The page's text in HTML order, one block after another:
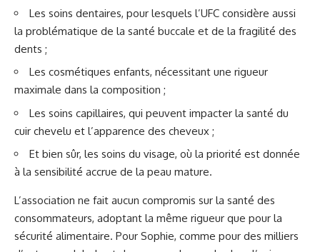
Les soins dentaires, pour lesquels l’UFC considère aussi
la problématique de la santé buccale et de la fragilité des
dents ;
Les cosmétiques enfants, nécessitant une rigueur
maximale dans la composition ;
Les soins capillaires, qui peuvent impacter la santé du
cuir chevelu et l’apparence des cheveux ;
Et bien sûr, les soins du visage, où la priorité est donnée
à la sensibilité accrue de la peau mature.
L’association ne fait aucun compromis sur la santé des
consommateurs, adoptant la même rigueur que pour la
sécurité alimentaire. Pour Sophie, comme pour des milliers